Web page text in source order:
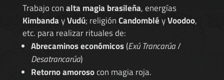
Trabajo conalta magia brasileña, energías
KimbandayVudú; religiónCandombléyVoodoo,
etc. para realizar rituales de:
Abrecaminos económicos(Exú Trancarúa/
Desatrancarúa)
Retorno amorosocon magia roja.